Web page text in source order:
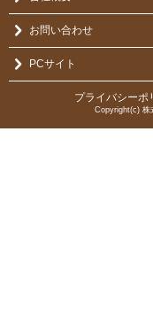
お問い合わせ
PCサイト
プライバシーポ
Copyright(c) 株